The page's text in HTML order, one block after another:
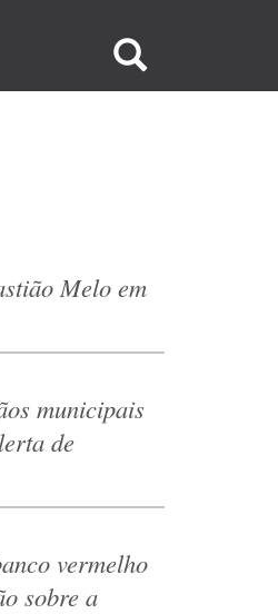
no
Melo em
municipais
de
vermelho
sobre a